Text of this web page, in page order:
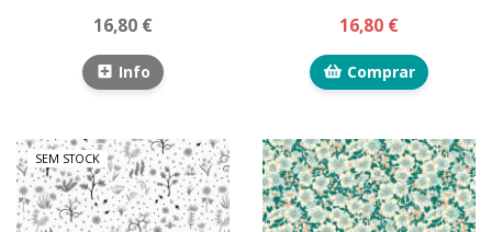
16,80 €
Info
16,80 €
Comprar
SEM STOCK